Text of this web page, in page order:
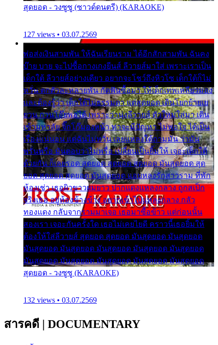
สุดยอด - วงซูซู (ซาวด์ดนตรี) (KARAOKE)
127 views • 03.07.2569
พ่อส่งเงินสามพัน ให้ฉันเรียนราม ได้อีกสักสามพัน ฉันคง
บ๊าย บาย จะไปซื้อกางเกงยีนส์ ลีวายส์มาใส่ เพราะเราเป็น
เด็กใต้ ลีวายส์อย่างเดียว อยากจะโชว์ถึงหิวโซ เด็กใต้ก็ไม่
หวั่น ตกตัวละหลายพัน กัดฟันซื้อมา ให้เด็กเทพเหลียวมอง
และต้องรู้ว่า เด็กใต้ไม่ธรรมดา แต่สุดยอด เดินโยกย้ายเย
ยวน กวนโอ๊ยพอได้ เพราะว่านุ่งลีวายส์ ตัวใหม่ใส่มา เดิน
เข้ามหาลัย จิ๊กโก๊มองหน้า ท่าจะมีปัญหา ไม่พอใจ ได้เป็น
เรื่องแน่นอน แต่ฉันไม่หวั่น เลยแหลงใต้ถามมัน ว่ามัน
พรั่นพรือ มันตอบว่าไม่พรื่อ เปลี่ยนเป็นยิ้มให้ เจอะเด็กใต้
ด้วยกัน ก็เลยรอด สุดยอด สุดยอด สุดยอด มันสุดยอด สุด
ยอด สุดยอด สุดยอด มันสุดยอด แอบหลงรักสาวราม ที่พัก
ห้องเช่า เธอผิวขาวผมยาว ปากแดงแหลงกลาง ถูกสเป็ก
จริงเธอ อยู่ห้องข้างข้าง อยากเข้าไปแหลงกลาง กลัว
ทองแดง กลับจากรามมาเจอ เธอมาซื้อข้าว แต่ก่อนนั้น
สองเรา เจอะกันครั้งใด เธอไม่เคยไยดี คราวนี้เธอยิ้มให้
ต้องให้ใส่ลีวายส์ สุดยอด สุดยอด มันสุดยอด มันสุดยอด
มันสุดยอด มันสุดยอด มันสุดยอด มันสุดยอด มันสุดยอด
มันสุดยอด มันสุดยอด มันสุดยอด มันสุดยอด มันสุดยอด
สุดยอด - วงซูซู (KARAOKE)
132 views • 03.07.2569
สารคดี | DOCUMENTARY